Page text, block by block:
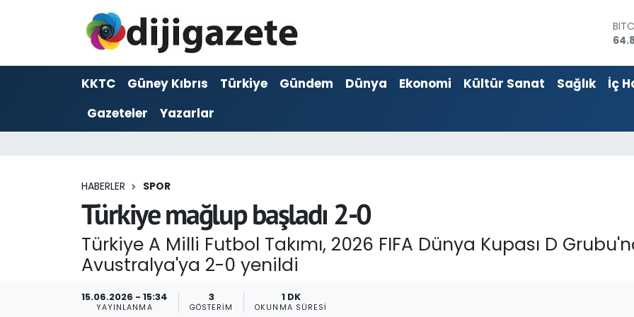
KKTC Güney Kıbrıs Türkiye Gündem Dünya Ekonomi Kültür Sanat Sağlık İç
Gazeteler
Yazarlar
HABERLER SPOR
Türkiye mağlup başladı 2-0
Türkiye A Milli Futbol Takımı, 2026 FIFA Dünya Kupası D
Avustralya'ya 2-0 yenildi
15.06.2026 - 15:34
YAYINLANMA
3
GÖSTERIM
1 DK
OKUNMA SÜRESI
ADVERTORIAL
Dijigazete
Foto Galeri
Hava Durumu
Trafik Durumu
Haber Arşivi